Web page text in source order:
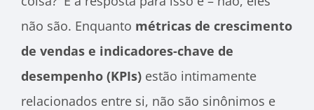
não são. Enquanto métricas de crescimento
de vendas e indicadores-chave de
desempenho (KPIs) estão intimamente
relacionados entre si, não são sinônimos e